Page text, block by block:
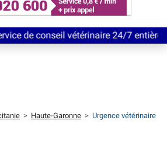
vétérinaire 24/7 entièrement Gratuit
> Haute-Garonne > Urgence vétérinaire